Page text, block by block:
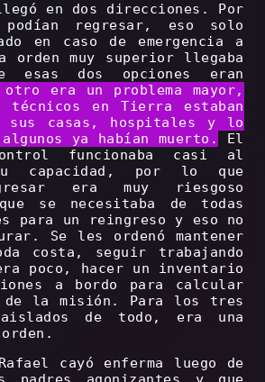
en dos direcciones. Por
regresar, eso solo
en caso de emergencia a
orden muy superior llegaba
esas dos opciones eran
otro era un problema mayor,
técnicos en Tierra estaban
sus casas, hospitales y lo
ya habían muerto.
El
funcionaba casi al
capacidad, por lo que
era muy riesgoso
se necesitaba de todas
para un reingreso y eso no
Se les ordenó mantener
costa, seguir trabajando
poco, hacer un inventario
a bordo para calcular
de la misión. Para los tres
de todo, era una
cayó enferma luego de